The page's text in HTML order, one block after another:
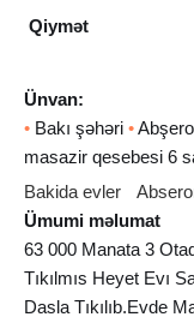
Qiymət
Ünvan:
• Bakı şəhəri •
masazir qesebesi 6
Bakida evler
Ümumi məlumat
63 000 Manata 3
Tıkılmıs Heyet Evı
Dasla Tıkılıb.Evde